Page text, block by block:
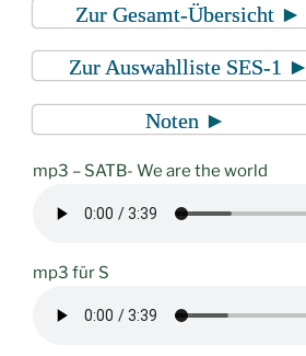
Zur Gesamt-Übersicht ►
Zur Auswahlliste SES-1 ►
Noten ►
mp3 – SATB- We are the world
mp3 für S